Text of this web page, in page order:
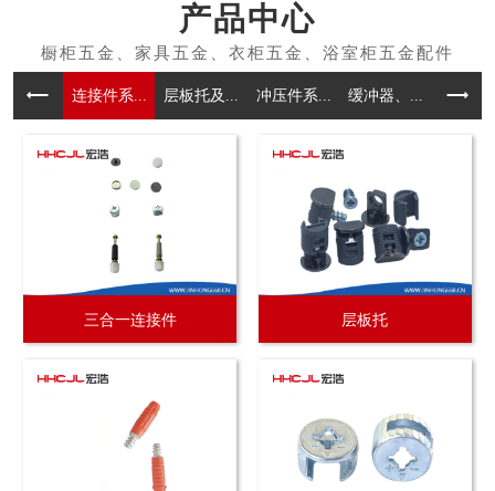
产品中心
连接件系... 层板托及... 冲压件系... 缓冲器、... 拉手
三合一连接件 层板托